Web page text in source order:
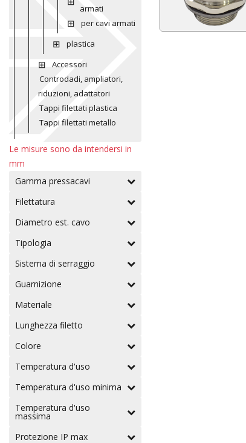
armati
per cavi armati
plastica
Accessori
Controdadi, ampliatori,
riduzioni, adattatori
Tappi filettati plastica
Tappi filettati metallo
Le misure sono da intendersi in
mm
Gamma pressacavi
Filettatura
Diametro est. cavo
Tipologia
Sistema di serraggio
Guarnizione
Materiale
Lunghezza filetto
Colore
Temperatura d'uso
Temperatura d'uso minima
Temperatura d'uso
massima
Protezione IP max